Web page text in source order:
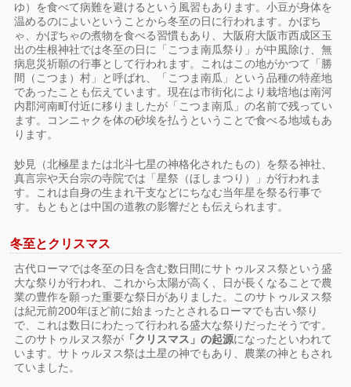
ゆ）を食べて病難を避けるという風習もあります。小豆が身体を
温めるのによいということから冬至の日に行われます。かぼち
ゃ、かぼちゃの煮物を食べる習慣もあり、大阪府大阪市西成区玉
出の生根神社では冬至の日に「こつま南瓜祭り」が中風除け、無
病息災祈願の行事として行われます。これはこの地がかつて「勝
間（こつま）村」と呼ばれ、「こつま南瓜」という品種の特産地
であったことも伝えています。現在は市街化により栽培地は南河
内郡河南町付近に移りましたが「こつま南瓜」の名前で残ってい
ます。コンニャクを体の砂埃を払うということで食べる地域もあ
ります。
妙見（北極星または北斗七星の神格化されたもの）を祭る神社、
真言宗や天台宗の寺院では「星祭（ほしまつり）」が行われま
す。これは自身の生まれ干支などにちなむ当年星を祭る行事で
す。もともとは中国の道教の影響だとも伝えられます。
冬至とクリスマス
古代ローマでは冬至の日を含む数日間にサトゥルヌス祭という盛
大な祭りが行われ、これから太陽が高く、日が長くなることで農
業の豊作を願った重要な祭日がありました。このサトゥルヌス祭
は紀元前200年ほど前に始まったとされるローマでも古い祭り
で、これは数日にわたって行われる盛大な祭りだったそうです。
このサトゥルヌス祭が 「クリスマス」の起源になったといわれて
います。サトゥルヌス祭は土星の神でもあり、農業の神ともされ
ていました。